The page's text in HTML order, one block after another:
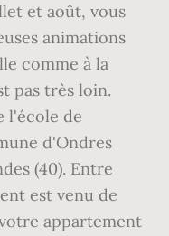
et août, vous
animations
comme à la
pas très loin.
l'école de
d'Ondres
(40). Entre
est venu de
appartement